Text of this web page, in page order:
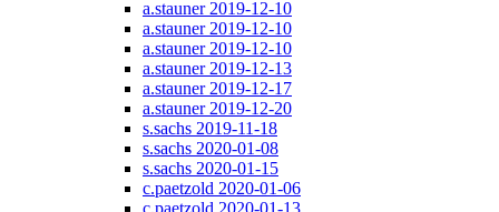
a.stauner 2019-12-10
a.stauner 2019-12-10
a.stauner 2019-12-10
a.stauner 2019-12-13
a.stauner 2019-12-17
a.stauner 2019-12-20
s.sachs 2019-11-18
s.sachs 2020-01-08
s.sachs 2020-01-15
c.paetzold 2020-01-06
c.paetzold 2020-01-13